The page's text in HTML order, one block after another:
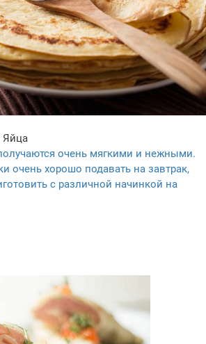
Яйца
очень мягкими и нежными.
очень хорошо подавать на завтрак,
с различной начинкой на